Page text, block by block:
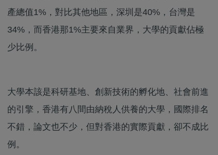
產總值1%，對比其他地區，深圳是40%，台灣是
34%，而香港那1%主要來自業界，大學的貢獻佔極
少比例。
大學本該是科研基地、創新技術的孵化地、社會前進
的引擎，香港有八間由納稅人供養的大學，國際排名
不錯，論文也不少，但對香港的實際貢獻，卻不成比
例。